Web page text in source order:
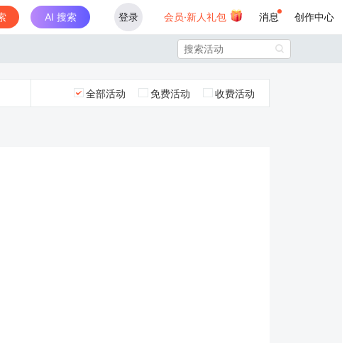
AI 搜索 登录 会员·新人礼包 消息 创作中心

全部活动 免费活动 收费活动